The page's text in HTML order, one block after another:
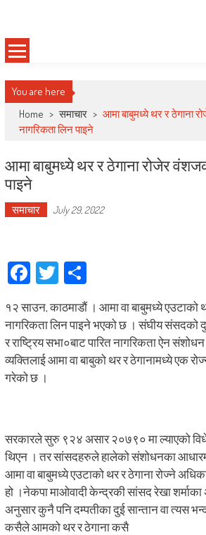
content
You are here
Home > समाचार > आमा बाबुमध्ये थर र ठेगाना
नागरिकता लिन पाइने
आमा बाबुमध्ये थर र ठेगाना रोजेर
पाइने
समाचार July 29, 2022
Facebook
TwitterShare
१२ साउन, काठमाडौं । आमा वा बाबुमध्ये एउटाको
नागरिकता लिन पाइने भएको छ । संघीय संसदको
र राष्ट्रिय सभा०बाट पारित नागरिकता ऐन
व्यक्तिलाई आमा वा बाबुको थर र ठेगानामध्ये एक
गरेको छ ।
सरकारले सुरु ९२४ असार २०७९० मा ल्याएको
थिएन । तर सांसदहरुले हालेको संशोधनका
आमा वा बाबुमध्ये एउटाको थर र ठेगाना रोज्ने
हो ।नेकपा माओवादी केन्द्रकी सांसद रेखा शर्माका
अनुसार कुनै पनि दम्पतीका दुई सान्तान वा त्यस
कसैले आमको थर र ठेगाना कसै